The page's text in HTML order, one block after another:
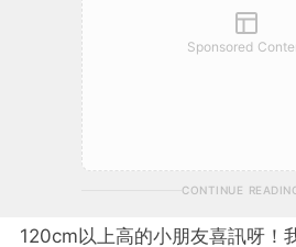
Sponsored
CONTINUE
120cm以上高的小朋友喜訊呀！